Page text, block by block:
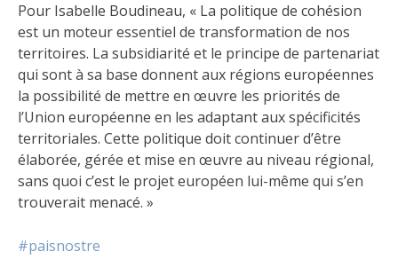
Pour Isabelle Boudineau, « La politique de cohésion
est un moteur essentiel de transformation de nos
territoires. La subsidiarité et le principe de partenariat
qui sont à sa base donnent aux régions européennes
la possibilité de mettre en œuvre les priorités de
l’Union européenne en les adaptant aux spécificités
territoriales. Cette politique doit continuer d’être
élaborée, gérée et mise en œuvre au niveau régional,
sans quoi c’est le projet européen lui-même qui s’en
trouverait menacé. »
#paisnostre